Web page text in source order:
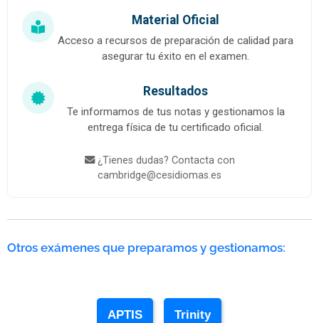
Material Oficial
Acceso a recursos de preparación de calidad para
asegurar tu éxito en el examen.
Resultados
Te informamos de tus notas y gestionamos la
entrega física de tu certificado oficial.
¿Tienes dudas? Contacta con
cambridge@cesidiomas.es
Otros exámenes que preparamos y gestionamos:
APTIS Trinity